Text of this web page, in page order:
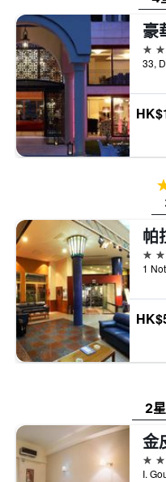
5星
帕
3星
2
金
2星級
I.